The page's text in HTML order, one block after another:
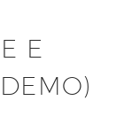
E